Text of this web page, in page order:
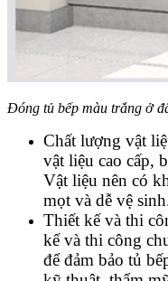
Đóng tủ bếp màu trắng ở
Chất lượng vật
vật liệu cao cấp,
Vật liệu nên có
mọt và dễ vệ
Thiết kế và thi
kế và thi công
để đảm bảo tủ